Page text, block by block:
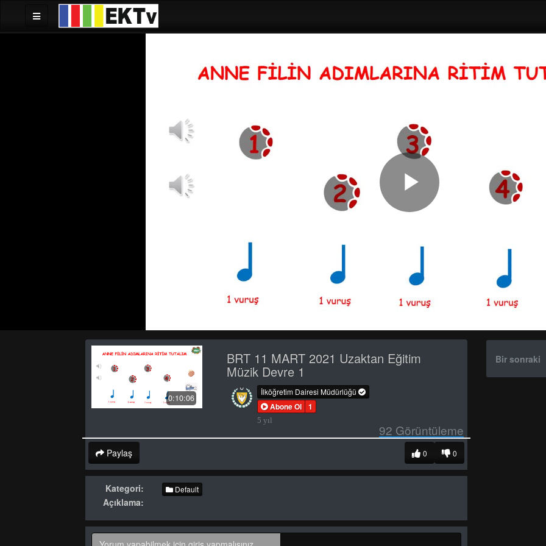
Play
Video
0:10:06
BRT 11 MART 2021 Uzaktan Eğitim
Müzik Devre 1
İlköğretim Dairesi Müdürlüğü
Abone Ol 1
5 yıl
92 Görüntüleme
Paylaş 0
0
Kategori: Default
Açıklama:
Bir sonraki